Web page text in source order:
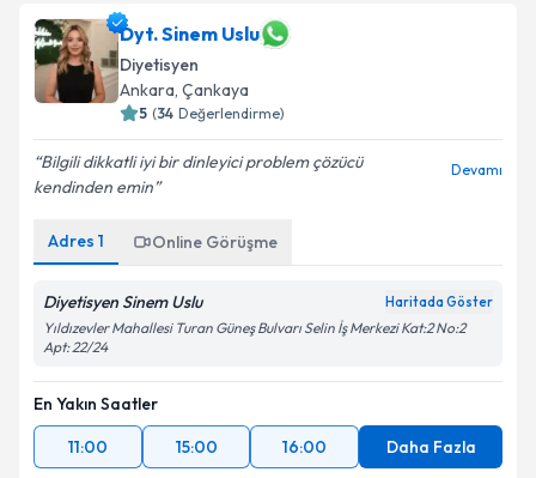
Dyt. Sinem Uslu
Diyetisyen
Ankara Çankaya
5 (34 Değerlendirme)
Bilgili dikkatli iyi bir dinleyici problem çözücü
kendinden emin
Devamı
Adres 1 Online Görüşme
Diyetisyen Sinem Uslu Haritada Göster
Yıldızevler Mahallesi Turan Güneş Bulvarı Selin İş Merkezi Kat:2 No:2
Apt: 22/24
En Yakın Saatler
11:00
15:00 16:00 Daha Fazla